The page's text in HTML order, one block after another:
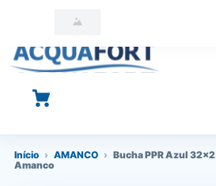
O que você está procurando?
Início › AMANCO › Bucha PPR Azul
Amanco